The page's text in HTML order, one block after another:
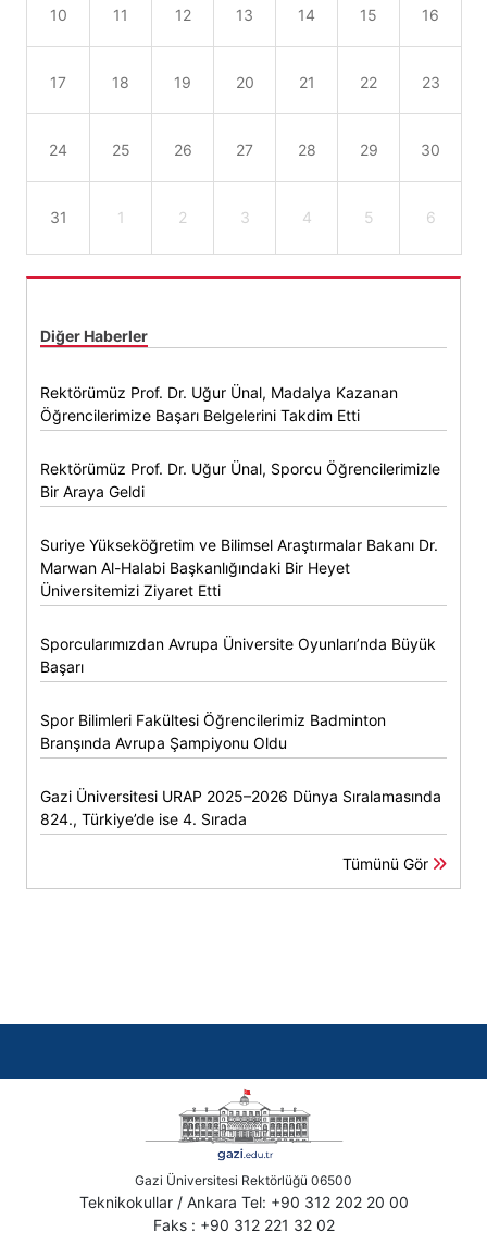
10 11 12 13 14 15 16
17 18 19 20 21 22 23
24 25 26 27 28 29 30
31 1 2 3 4 5 6
Diğer Haberler
Rektörümüz Prof. Dr. Uğur Ünal, Madalya Kazanan
Öğrencilerimize Başarı Belgelerini Takdim Etti
Rektörümüz Prof. Dr. Uğur Ünal, Sporcu Öğrencilerimizle
Bir Araya Geldi
Suriye Yükseköğretim ve Bilimsel Araştırmalar Bakanı Dr.
Marwan Al-Halabi Başkanlığındaki Bir Heyet
Üniversitemizi Ziyaret Etti
Sporcularımızdan Avrupa Üniversite Oyunları’nda Büyük
Başarı
Spor Bilimleri Fakültesi Öğrencilerimiz Badminton
Branşında Avrupa Şampiyonu Oldu
Gazi Üniversitesi URAP 2025–2026 Dünya Sıralamasında
824., Türkiye’de ise 4. Sırada
Tümünü Gör
Gazi Üniversitesi Rektörlüğü 06500
Teknikokullar / Ankara Tel: +90 312 202 20 00
Faks : +90 312 221 32 02